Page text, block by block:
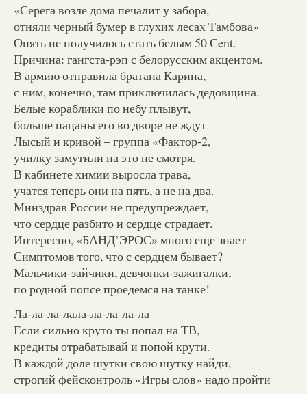
«Серега возле дома печалит у забора,
отняли черный бумер в глухих лесах Тамбова»
Опять не получилось стать белым 50 Сent.
Причина: гангста-рэп с белорусским акцентом.
В армию отправила братана Карина,
с ним, конечно, там приключилась дедовщина.
Белые кораблики по небу плывут,
больше пацаны его во дворе не ждут
Лысый и кривой – группа «Фактор-2,
училку замутили на это не смотря.
В кабинете химии выросла трава,
учатся теперь они на пять, а не на два.
Минздрав России не предупреждает,
что сердце разбито и сердце страдает.
Интересно, «БАНД’ЭРОС» много еще знает
Симптомов того, что с сердцем бывает?
Мальчики-зайчики, девчонки-зажигалки,
по родной попсе проедемся на танке!
Ла-ла-ла-лала-ла-ла-ла-ла
Если сильно круто ты попал на ТВ,
кредиты отрабатывай и попой крути.
В каждой доле шутки свою шутку найди,
строгий фейсконтроль «Игры слов» надо пройти